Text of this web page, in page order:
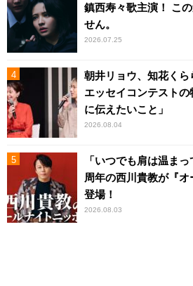
鎮西寿々歌主演！ こ
せん。
2026.07.25
朝井リョウ、知花く
エッセイコンテスト
に伝えたいこと」
2026.08.04
「いつでも肩は温ま
周年の西川貴教が『
登場！
2026.08.03